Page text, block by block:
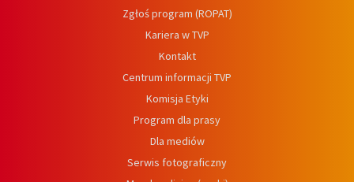
Zgłoś program (ROPAT)
Kariera w TVP
Kontakt
Centrum informacji TVP
Komisja Etyki
Program dla prasy
Dla mediów
Serwis fotograficzny